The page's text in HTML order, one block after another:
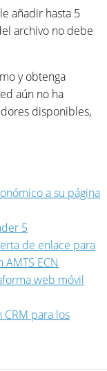
añadir hasta 5
archivo no debe
y obtenga
aún no ha
disponibles,
a su página
5
de enlace para
ECN
web móvil
para los